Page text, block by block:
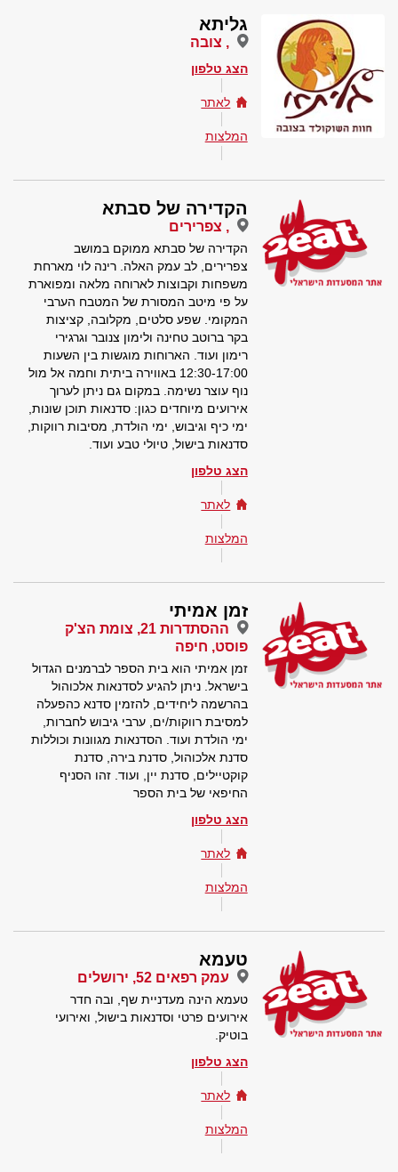
גליתא
, צובה
הצג טלפון
לאתר
המלצות
הקדירה של סבתא
, צפרירים
הקדירה של סבתא ממוקם במושב
צפרירים, לב עמק האלה. רינה לוי מארחת
משפחות וקבוצות לארוחה מלאה ומפוארת
על פי מיטב המסורת של המטבח הערבי
המקומי. שפע סלטים, מקלובה, קציצות
בקר ברוטב טחינה ולימון צנובר וגרגירי
רימון ועוד. הארוחות מוגשות בין השעות
12:30-17:00 באווירה ביתית וחמה אל מול
נוף עוצר נשימה. במקום גם ניתן לערוך
אירועים מיוחדים כגון: סדנאות תוכן שונות,
ימי כיף וגיבוש, ימי הולדת, מסיבות רווקות,
סדנאות בישול, טיולי טבע ועוד.
הצג טלפון
לאתר
המלצות
זמן אמיתי
ההסתדרות 21, צומת הצ'ק
פוסט, חיפה
זמן אמיתי הוא בית הספר לברמנים הגדול
בישראל. ניתן להגיע לסדנאות אלכוהול
בהרשמה ליחידים, להזמין סדנא כהפעלה
למסיבת רווקות/ים, ערבי גיבוש לחברות,
ימי הולדת ועוד. הסדנאות מגוונות וכוללות
סדנת אלכוהול, סדנת בירה, סדנת
קוקטיילים, סדנת יין, ועוד. זהו הסניף
החיפאי של בית הספר
הצג טלפון
לאתר
המלצות
טעמא
עמק רפאים 52, ירושלים
טעמא הינה מעדניית שף, ובה חדר
אירועים פרטי וסדנאות בישול, ואירועי
בוטיק.
הצג טלפון
לאתר
המלצות